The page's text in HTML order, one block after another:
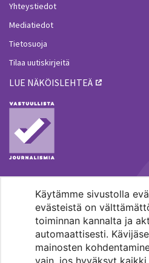
Käytämme sivustolla
evästeistä on
toiminnan kannalta ja
automaattisesti.
mainosten
vain, jos hyväksyt kaikki
Yhteystiedot
Mediatiedot
Tietosuoja
Tilaa uutiskirjeitä
LUE NÄKÖISLEHTEÄ